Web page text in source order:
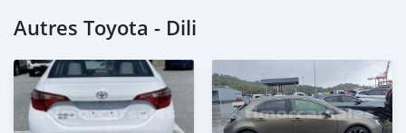
Autres Toyota - Dili